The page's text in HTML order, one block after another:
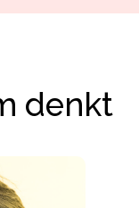
denkt